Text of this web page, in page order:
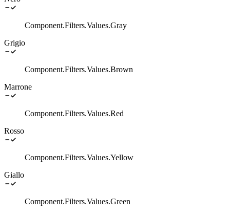
Component.Filters.Values.Gray
Grigio
Component.Filters.Values.Brown
Marrone
Component.Filters.Values.Red
Rosso
Component.Filters.Values.Yellow
Giallo
Component.Filters.Values.Green